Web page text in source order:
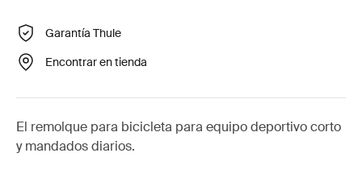
Garantía Thule
Encontrar en tienda
El remolque para bicicleta para equipo deportivo corto
y mandados diarios.